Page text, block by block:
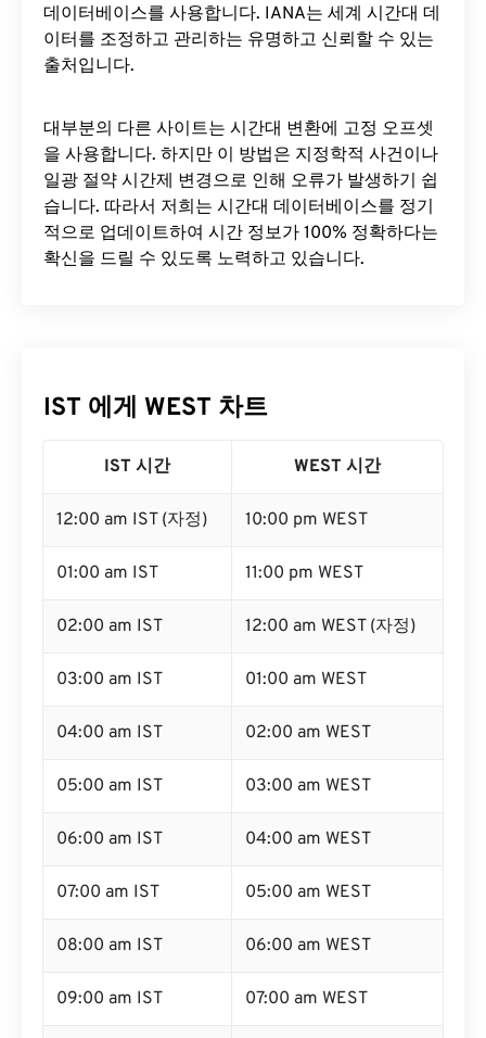
데이터베이스를 사용합니다. IANA는 세계 시간대 데
이터를 조정하고 관리하는 유명하고 신뢰할 수 있는
출처입니다.
대부분의 다른 사이트는 시간대 변환에 ​​고정 오프셋
을 사용합니다. 하지만 이 방법은 지정학적 사건이나
일광 절약 시간제 변경으로 인해 오류가 발생하기 쉽
습니다. 따라서 저희는 시간대 데이터베이스를 정기
적으로 업데이트하여 시간 정보가 100% 정확하다는
확신을 드릴 수 있도록 노력하고 있습니다.
IST 에게 WEST 차트
IST 시간 WEST 시간
12:00 am IST (자정) 10:00 pm WEST
01:00 am IST 11:00 pm WEST
02:00 am IST 12:00 am WEST (자정)
03:00 am IST 01:00 am WEST
04:00 am IST 02:00 am WEST
05:00 am IST 03:00 am WEST
06:00 am IST 04:00 am WEST
07:00 am IST 05:00 am WEST
08:00 am IST 06:00 am WEST
09:00 am IST 07:00 am WEST